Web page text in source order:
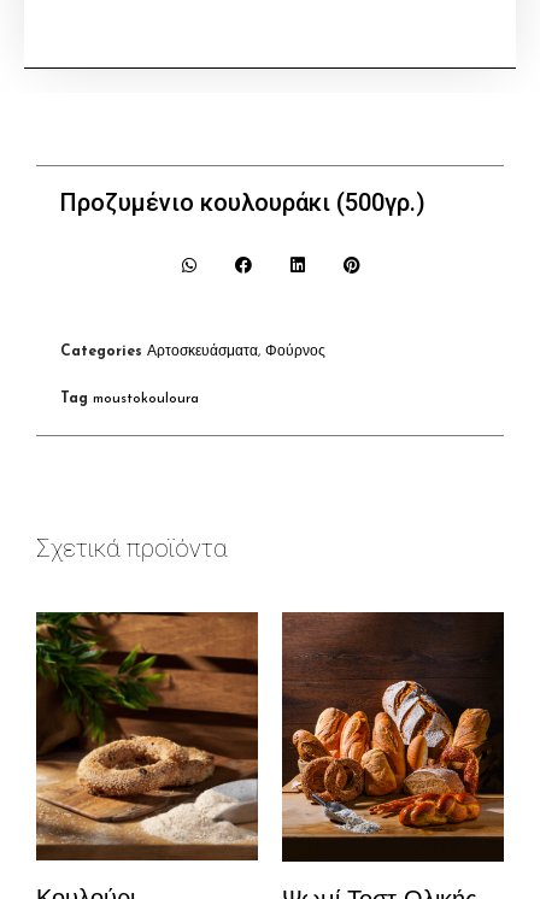
Προζυμένιο κουλουράκι (500γρ.)
Categories Αρτοσκευάσματα, Φούρνος
Tag moustokouloura
Σχετικά προϊόντα